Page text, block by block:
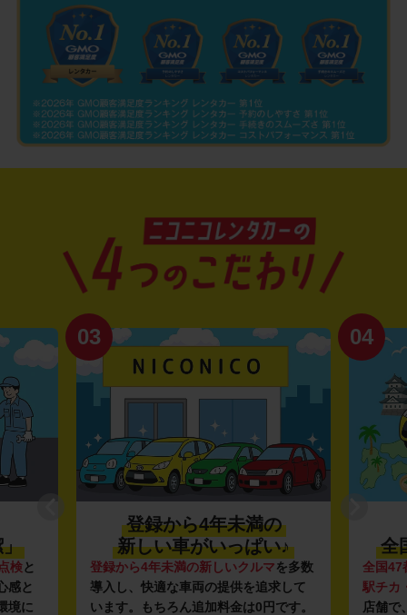
」
検と
感と
境に
03
登録から4年未満の
新しい車がいっぱい♪
登録から4年未満の新しいクルマを多数
導入し、快適な車両の提供を追求して
います。もちろん追加料金は0円です。
04
全
全国47
駅チカ
店舗で